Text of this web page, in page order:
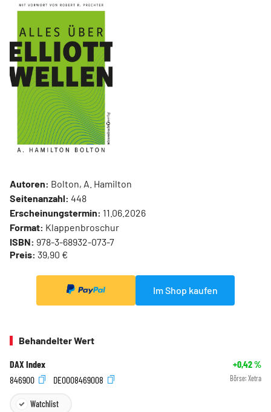
Autoren: Bolton, A. Hamilton
Seitenanzahl: 448
Erscheinungstermin: 11.06.2026
Format: Klappenbroschur
ISBN: 978-3-68932-073-7
Preis: 39,90 €
Im Shop kaufen
Behandelter Wert
DAX Index +0,42%
846900
DE0008469008 Börse: Xetra
Watchlist